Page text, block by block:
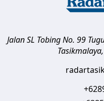
Jalan SL Tobing No. 99
Tasikmalaya,